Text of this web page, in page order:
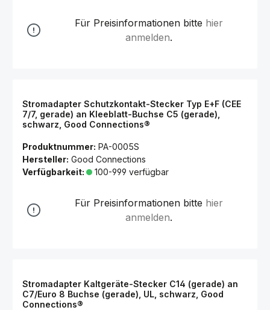
Für Preisinformationen bitte hier
anmelden.
Stromadapter Schutzkontakt-Stecker Typ E+F (CEE
7/7, gerade) an Kleeblatt-Buchse C5 (gerade),
schwarz, Good Connections®
Produktnummer: PA-0005S
Hersteller: Good Connections
Verfügbarkeit:
100-999 verfügbar
Für Preisinformationen bitte hier
anmelden.
Stromadapter Kaltgeräte-Stecker C14 (gerade) an
C7/Euro 8 Buchse (gerade), UL, schwarz, Good
Connections®